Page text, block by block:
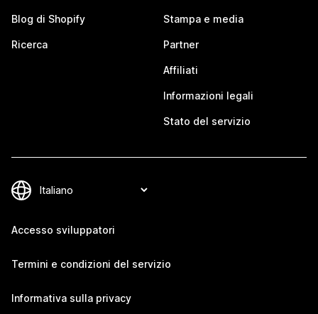
Blog di Shopify
Ricerca
Stampa e media
Partner
Affiliati
Informazioni legali
Stato del servizio
Accesso sviluppatori
Termini e condizioni del servizio
Informativa sulla privacy